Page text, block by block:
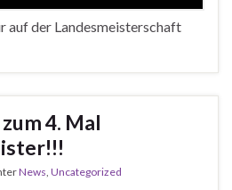
auf der Landesmeisterschaft
4. Mal
News Uncategorized